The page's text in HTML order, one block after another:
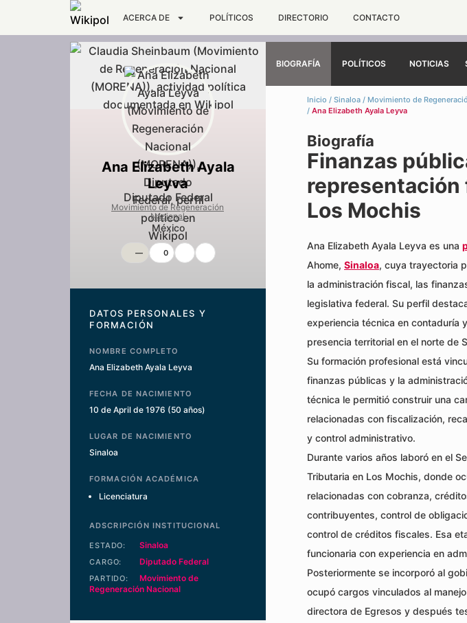
ACERCA DE POLÍTICOS DIRECTORIO CONTACTO
Ana Elizabeth Ayala
Leyva
Diputado Federal
Movimiento de Regeneración
Nacional
México
— 0
DATOS PERSONALES Y
FORMACIÓN
NOMBRE COMPLETO
Ana Elizabeth Ayala Leyva
FECHA DE NACIMIENTO
10 de April de 1976 (50 años)
LUGAR DE NACIMIENTO
Sinaloa
FORMACIÓN ACADÉMICA
Licenciatura
ADSCRIPCIÓN INSTITUCIONAL
ESTADO: Sinaloa
CARGO: Diputado Federal
PARTIDO:
Movimiento de
Regeneración Nacional
BIOGRAFÍA POLÍTICOS NOTICIAS
Inicio / Sinaloa / Movimiento de
/ Ana Elizabeth Ayala Leyva
Biografía
Finanzas
representación
Los Mochis
Ana Elizabeth Ayala Leyva es una
Ahome, Sinaloa, cuya trayectoria
la administración fiscal, las
legislativa federal. Su perfil
experiencia técnica en contaduría
presencia territorial en el norte de
Su formación profesional está
finanzas públicas y la
técnica le permitió construir una
relacionadas con fiscalización,
y control administrativo.
Durante varios años laboró en el
Tributaria en Los Mochis, donde
relacionadas con cobranza,
contribuyentes, control de
control de créditos fiscales. Esa
funcionaria con experiencia en
Posteriormente se incorporó al
ocupó cargos vinculados al
directora de Egresos y después